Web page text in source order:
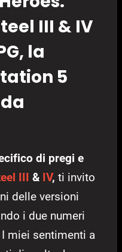
III & IV
la
5
di pregi e
III & IV, ti invito
delle versioni
i due numeri
miei sentimenti a